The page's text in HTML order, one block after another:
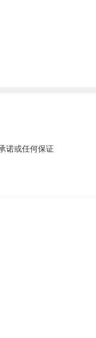
诺或任何保证